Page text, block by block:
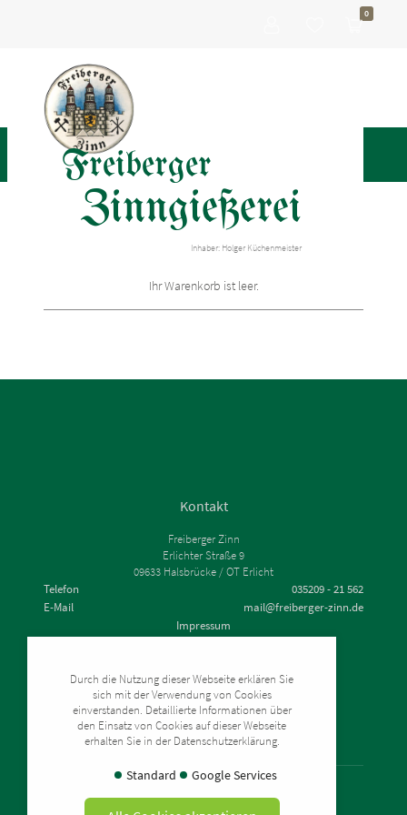
Freiberger
Zinngießerei
Inhaber: Holger Küchenmeister
0
Ihr Warenkorb ist leer.
Kontakt
Freiberger Zinn
Erlichter Straße 9
09633 Halsbrücke / OT Erlicht
Telefon
035209 - 21 562
E-Mail
mail@freiberger-zinn.de
Impressum
Widerrufsrecht
AGB
© 2026 - www.freiberger-zinn.de
Durch die Nutzung dieser Webseite erklären Sie
sich mit der Verwendung von Cookies
einverstanden. Detaillierte Informationen über
den Einsatz von Cookies auf dieser Webseite
erhalten Sie in der Datenschutzerklärung.
Standard Google Services